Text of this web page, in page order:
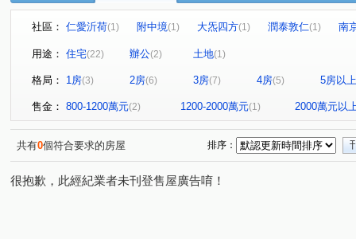
社區： 仁愛沂荷(1) 附中境(1) 大炁四方(1) 潤泰敦仁(1)
南
雍居仁愛
敦南自在 台北之星
富享榮華
方念拾山 瑪陵坑段 (1) 大安路一段(1)
信義路三段(1) (1) 敦化南路一段 林森北路(1)
信義路四段(1) 杭州南路一段(3) 潮州街(1) 明志路三段
大安路二段(1) 忠孝東路三段(1) 永康街(1) 仁愛路二段
仁愛路四段(1) 吳興街(1) 金華街(1) 新生南路一段(1)
用途： 住宅(22) 辦公(2) 土地(1)
格局： 1房(3) 2房(6) 3房(7) 4房(5) 5房以上
售金： 800-1200萬元(2) 1200-2000萬元(1) 2000萬元以
共有0個符合要求的房屋 排序：
很抱歉，此經紀業者未刊登售屋廣告唷！